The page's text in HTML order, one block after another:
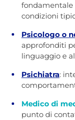
fondamentale
condizioni
Psicologo o
approfonditi
linguaggio e
Psichiatra:
Medico di
punto di